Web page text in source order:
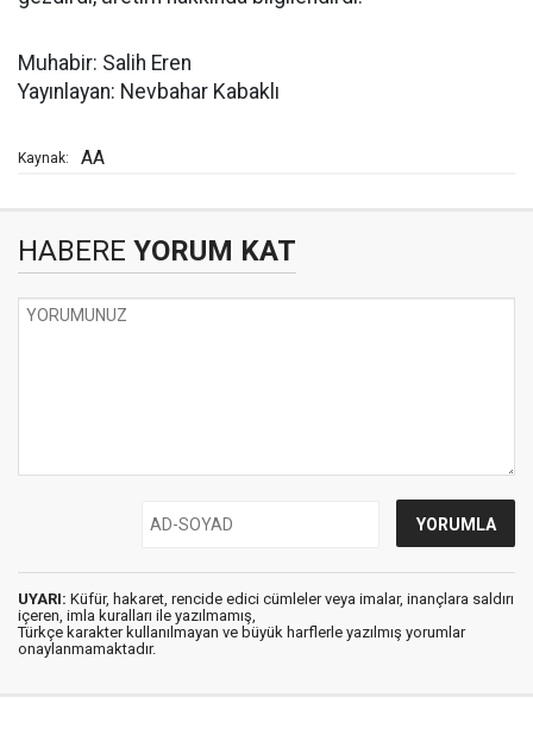
Muhabir: Salih Eren
Yayınlayan: Nevbahar Kabaklı
Kaynak: AA
HABERE YORUM KAT
UYARI: Küfür, hakaret, rencide edici cümleler veya imalar, inançlara saldırı
içeren, imla kuralları ile yazılmamış,
Türkçe karakter kullanılmayan ve büyük harflerle yazılmış yorumlar
onaylanmamaktadır.